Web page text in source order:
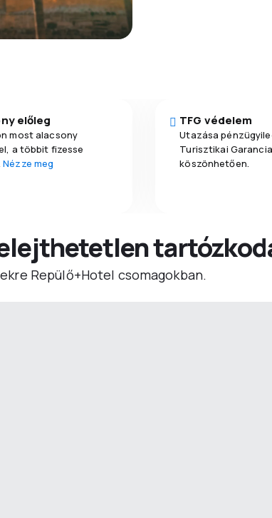
előleg
most alacsony
a többit fizesse
Nézze meg
TFG védelem
Utazása
Turisztikai
köszönhetően.
Repülő+Hotel csomagokban.